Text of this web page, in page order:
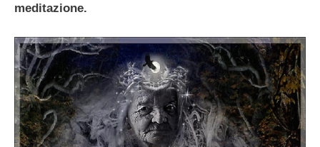
meditazione.